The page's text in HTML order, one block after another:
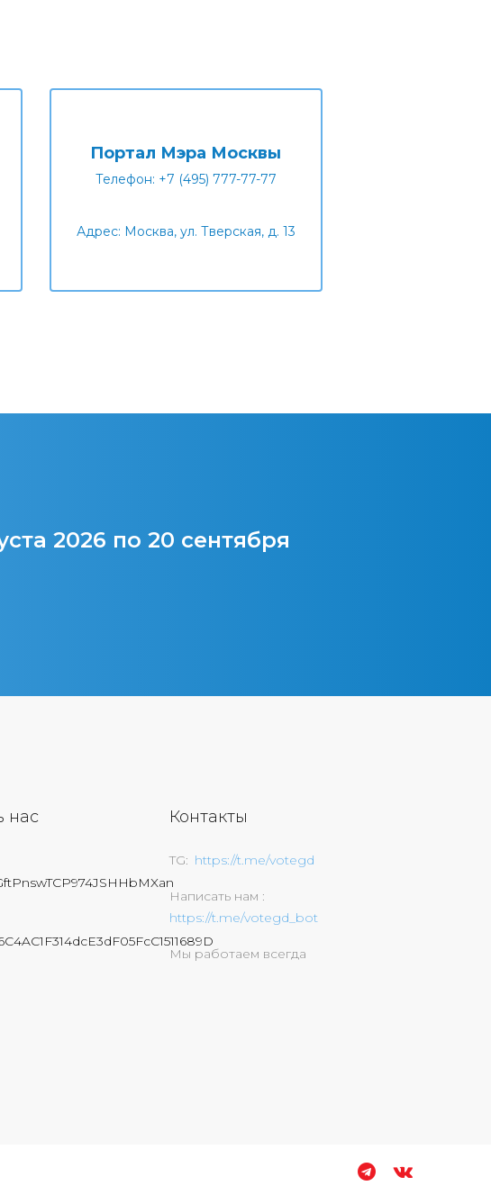
Портал Мэра Москвы
Телефон: +7 (495) 777-77-77
Адрес: Москва, ул. Тверская, д. 13
2026 по 20 сентября
нас Контакты
TG https://t.me/votegd
Написать нам
https://t.me/votegd_bot
Мы работаем всегда